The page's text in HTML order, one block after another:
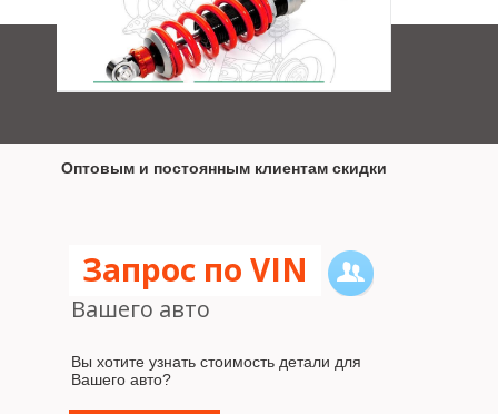
Оптовым и постоянным клиентам скидки
Вашего авто
Вы хотите узнать стоимость детали для
Вашего авто?
Запрос по VIN